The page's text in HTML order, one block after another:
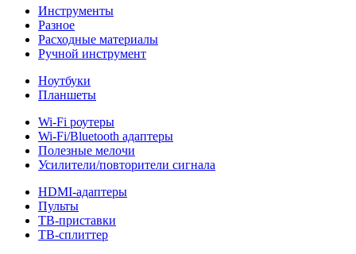
Инструменты
Разное
Расходные материалы
Ручной инструмент
Ноутбуки
Планшеты
Wi-Fi роутеры
Wi-Fi/Bluetooth адаптеры
Полезные мелочи
Усилители/повторители сигнала
HDMI-адаптеры
Пульты
ТВ-приставки
ТВ-сплиттер